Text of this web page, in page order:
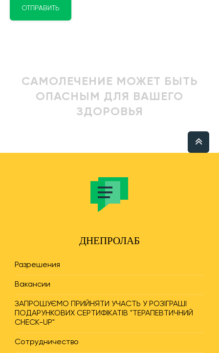
ОТПРАВИТЬ
САМОЛЕЧЕНИЕ МОЖЕТ БЫТЬ
ОПАСНЫМ ДЛЯ ВАШЕГО
ЗДОРОВЬЯ
ДНЕПРОЛАБ
Разрешения
Вакансии
ЗАПРОШУЄМО ПРИЙНЯТИ УЧАСТЬ У РОЗІГРАШІ
ПОДАРУНКОВИХ СЕРТИФІКАТІВ "ТЕРАПЕВТИЧНИЙ
CHECK-UP"
Сотрудничество